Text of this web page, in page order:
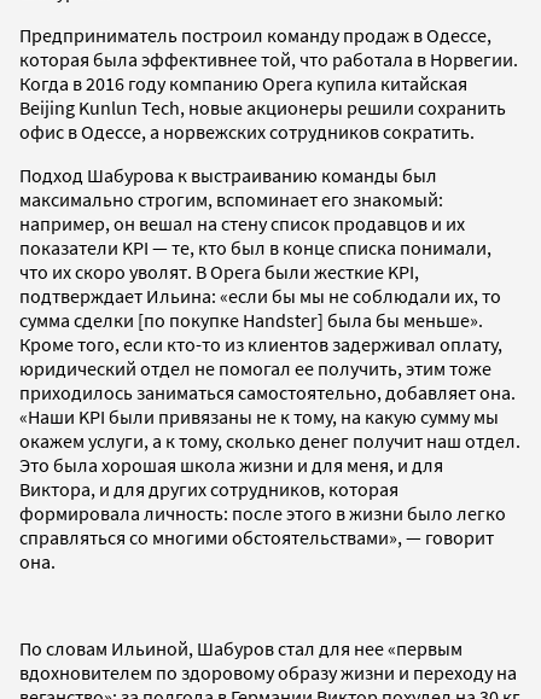
Предприниматель построил команду продаж в Одессе,
которая была эффективнее той, что работала в Норвегии.
Когда в 2016 году компанию Opera купила китайская
Beijing Kunlun Tech, новые акционеры решили сохранить
офис в Одессе, а норвежских сотрудников сократить.
Подход Шабурова к выстраиванию команды был
максимально строгим, вспоминает его знакомый:
например, он вешал на стену список продавцов и их
показатели KPI — те, кто был в конце списка понимали,
что их скоро уволят. В Opera были жесткие KPI,
подтверждает Ильина: «если бы мы не соблюдали их, то
сумма сделки [по покупке Handster] была бы меньше».
Кроме того, если кто-то из клиентов задерживал оплату,
юридический отдел не помогал ее получить, этим тоже
приходилось заниматься самостоятельно, добавляет она.
«Наши KPI были привязаны не к тому, на какую сумму мы
окажем услуги, а к тому, сколько денег получит наш отдел.
Это была хорошая школа жизни и для меня, и для
Виктора, и для других сотрудников, которая
формировала личность: после этого в жизни было легко
справляться со многими обстоятельствами», — говорит
она.
По словам Ильиной, Шабуров стал для нее «первым
вдохновителем по здоровому образу жизни и переходу на